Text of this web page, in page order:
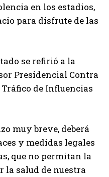
en los estadios,
para disfrute de las
se refirió a la
Presidencial Contra
de Influencias
muy breve, deberá
y medidas legales
que no permitan la
la salud de nuestra